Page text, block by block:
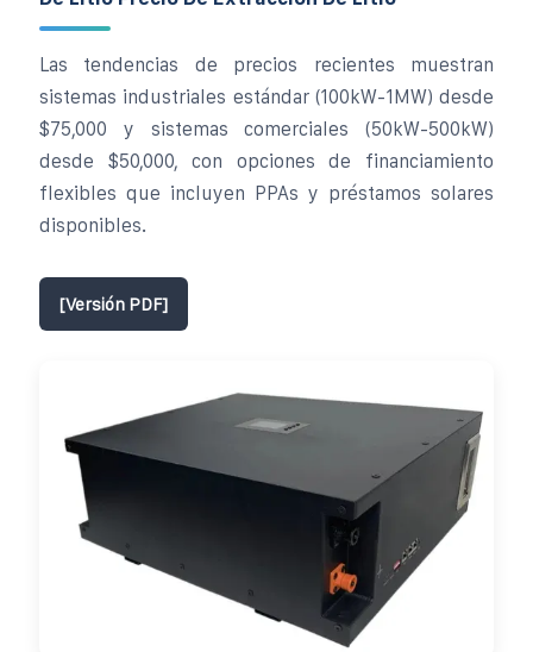
Las tendencias de precios recientes muestran
sistemas industriales estándar (100kW-1MW) desde
$75,000 y sistemas comerciales (50kW-500kW)
desde $50,000, con opciones de financiamiento
flexibles que incluyen PPAs y préstamos solares
disponibles.
[Versión PDF]